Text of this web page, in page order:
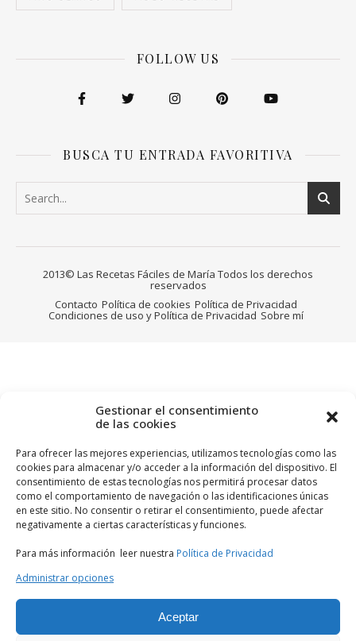
Gestionar el consentimiento
de las cookies
Para ofrecer las mejores experiencias, utilizamos tecnologías como las
cookies para almacenar y/o acceder a la información del dispositivo. El
consentimiento de estas tecnologías nos permitirá procesar datos
como el comportamiento de navegación o las identificaciones únicas
en este sitio. No consentir o retirar el consentimiento, puede afectar
negativamente a ciertas características y funciones.
Para más información leer nuestra Política de Privacidad
Administrar opciones
Aceptar
FOLLOW US
BUSCA TU ENTRADA FAVORITIVA
2013© Las Recetas Fáciles de María Todos los derechos
reservados
Contacto Política de cookies Política de Privacidad
Condiciones de uso y Política de Privacidad Sobre mí